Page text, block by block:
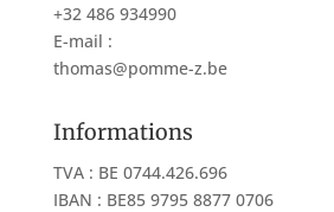
+32 486 934990
E-mail :
thomas@pomme-z.be
Informations
TVA : BE 0744.426.696
IBAN : BE85 9795 8877 0706